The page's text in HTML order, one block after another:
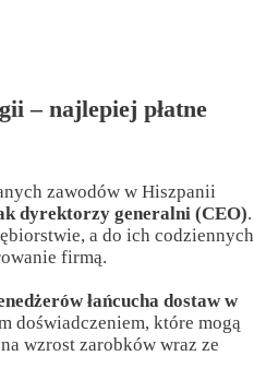
– najlepiej płatne
zawodów w Hiszpanii
dyrektorzy generalni (CEO).
a do ich codziennych
firmą.
łańcucha dostaw w
doświadczeniem, które mogą
wzrost zarobków wraz ze